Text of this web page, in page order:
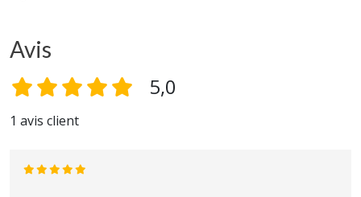
Avis
5,0
1 avis client